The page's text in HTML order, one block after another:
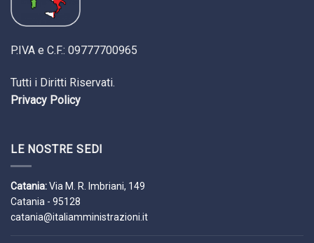
P.IVA e C.F.: 09777700965
Tutti i Diritti Riservati.
Privacy Policy
LE NOSTRE SEDI
Catania:Via M. R. Imbriani, 149
Catania - 95128
catania@italiamministrazioni.it